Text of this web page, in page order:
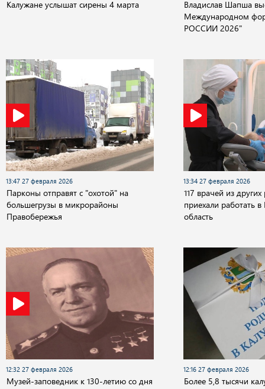
Калужане услышат сирены 4 марта
Владислав Шапша
Международном
РОССИИ 2026"
13:47 27 февраля 2026
Парконы отправят с "охотой" на
большегрузы в микрорайоны
Правобережья
13:34 27 февраля 2026
117 врачей из
приехали работать
область
12:32 27 февраля 2026
Музей-заповедник к 130-летию со дня
12:16 27 февраля 2026
Более 5,8 тысячи